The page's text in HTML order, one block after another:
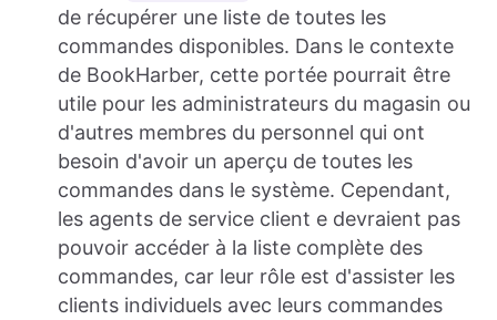
de récupérer une liste de toutes les
commandes disponibles. Dans le contexte
de BookHarber, cette portée pourrait être
utile pour les administrateurs du magasin ou
d'autres membres du personnel qui ont
besoin d'avoir un aperçu de toutes les
commandes dans le système. Cependant,
les agents de service client e devraient pas
pouvoir accéder à la liste complète des
commandes, car leur rôle est d'assister les
clients individuels avec leurs commandes